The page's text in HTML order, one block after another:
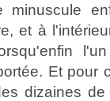
minuscule
et à
Et pour
dizaines